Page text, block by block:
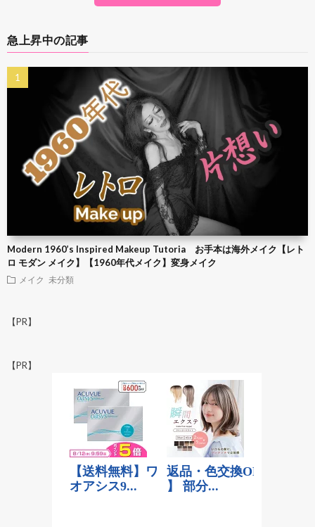
急上昇中の記事
Modern 1960’s Inspired Makeup Tutoria お手本は海外メイク【レト
ロ モダン メイク】【1960年代メイク】変身メイク
メイク 未分類
【PR】
【PR】